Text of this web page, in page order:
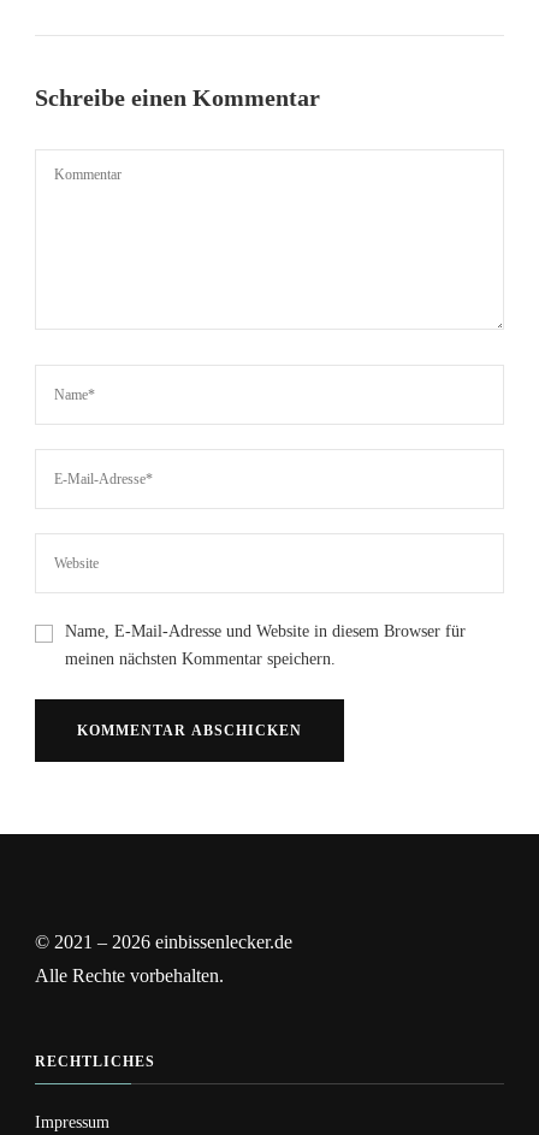
Schreibe einen Kommentar
Name, E-Mail-Adresse und Website in diesem Browser für
meinen nächsten Kommentar speichern.
© 2021 – 2026 einbissenlecker.de
Alle Rechte vorbehalten.
RECHTLICHES
Impressum